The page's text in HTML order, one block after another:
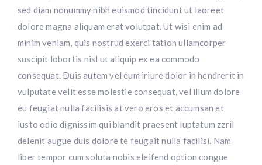
sed diam nonummy nibh euismod tincidunt ut laoreet
dolore magna aliquam erat volutpat. Ut wisi enim ad
minim veniam, quis nostrud exerci tation ullamcorper
suscipit lobortis nisl ut aliquip ex ea commodo
consequat. Duis autem vel eum iriure dolor in hendrerit in
vulputate velit esse molestie consequat, vel illum dolore
eu feugiat nulla facilisis at vero eros et accumsan et
iusto odio dignissim qui blandit praesent luptatum zzril
delenit augue duis dolore te feugait nulla facilisi. Nam
liber tempor cum soluta nobis eleifend option congue